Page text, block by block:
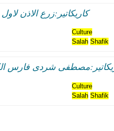
كاريكاتير:زرع الاذن
Culture
Salah Shafik
شردى فارس
Culture
Salah Shafik